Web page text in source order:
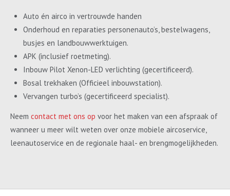
Auto én airco in vertrouwde handen
Onderhoud en reparaties personenauto’s, bestelwagens,
busjes en landbouwwerktuigen.
APK (inclusief roetmeting).
Inbouw Pilot Xenon-LED verlichting (gecertificeerd).
Bosal trekhaken (Officieel inbouwstation).
Vervangen turbo’s (gecertificeerd specialist).
Neem contact met ons op voor het maken van een afspraak of
wanneer u meer wilt weten over onze mobiele aircoservice,
leenautoservice en de regionale haal- en brengmogelijkheden.